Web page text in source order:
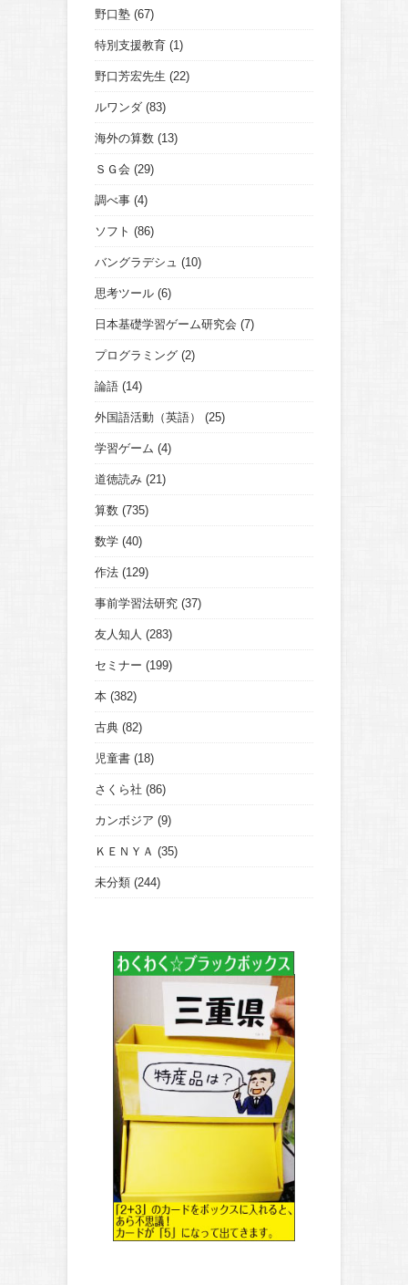
野口塾 (67)
特別支援教育 (1)
野口芳宏先生 (22)
ルワンダ (83)
海外の算数 (13)
ＳＧ会 (29)
調べ事 (4)
ソフト (86)
バングラデシュ (10)
思考ツール (6)
日本基礎学習ゲーム研究会 (7)
プログラミング (2)
論語 (14)
外国語活動（英語） (25)
学習ゲーム (4)
道徳読み (21)
算数 (735)
数学 (40)
作法 (129)
事前学習法研究 (37)
友人知人 (283)
セミナー (199)
本 (382)
古典 (82)
児童書 (18)
さくら社 (86)
カンボジア (9)
ＫＥＮＹＡ (35)
未分類 (244)